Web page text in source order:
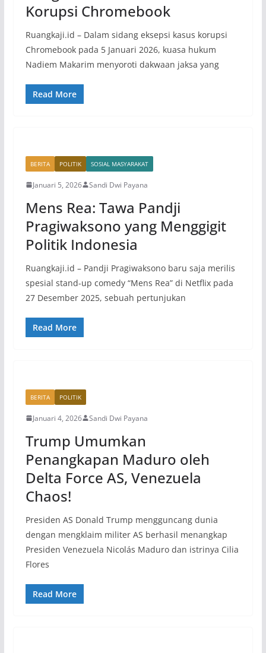
Korupsi Chromebook
Ruangkaji.id – Dalam sidang eksepsi kasus korupsi
Chromebook pada 5 Januari 2026, kuasa hukum
Nadiem Makarim menyoroti dakwaan jaksa yang
Read More
BERITA POLITIK SOSIAL MASYARAKAT
Januari 5, 2026 Sandi Dwi Payana
Mens Rea: Tawa Pandji
Pragiwaksono yang Menggigit
Politik Indonesia
Ruangkaji.id – Pandji Pragiwaksono baru saja merilis
spesial stand-up comedy “Mens Rea” di Netflix pada
27 Desember 2025, sebuah pertunjukan
Read More
BERITA POLITIK
Januari 4, 2026 Sandi Dwi Payana
Trump Umumkan
Penangkapan Maduro oleh
Delta Force AS, Venezuela
Chaos!
Presiden AS Donald Trump mengguncang dunia
dengan mengklaim militer AS berhasil menangkap
Presiden Venezuela Nicolás Maduro dan istrinya Cilia
Flores
Read More